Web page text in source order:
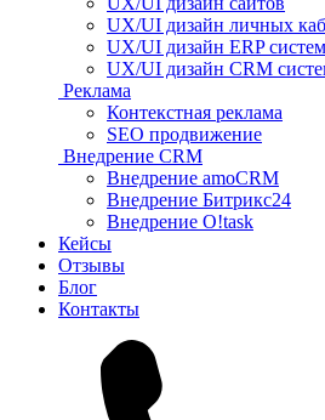
UX/UI дизайн личных
UX/UI дизайн ERP систем
UX/UI дизайн CRM
Реклама
Контекстная реклама
SEO продвижение
Внедрение CRM
Внедрение amoCRM
Внедрение Битрикс24
Внедрение O!task
Кейсы
Отзывы
Блог
Контакты